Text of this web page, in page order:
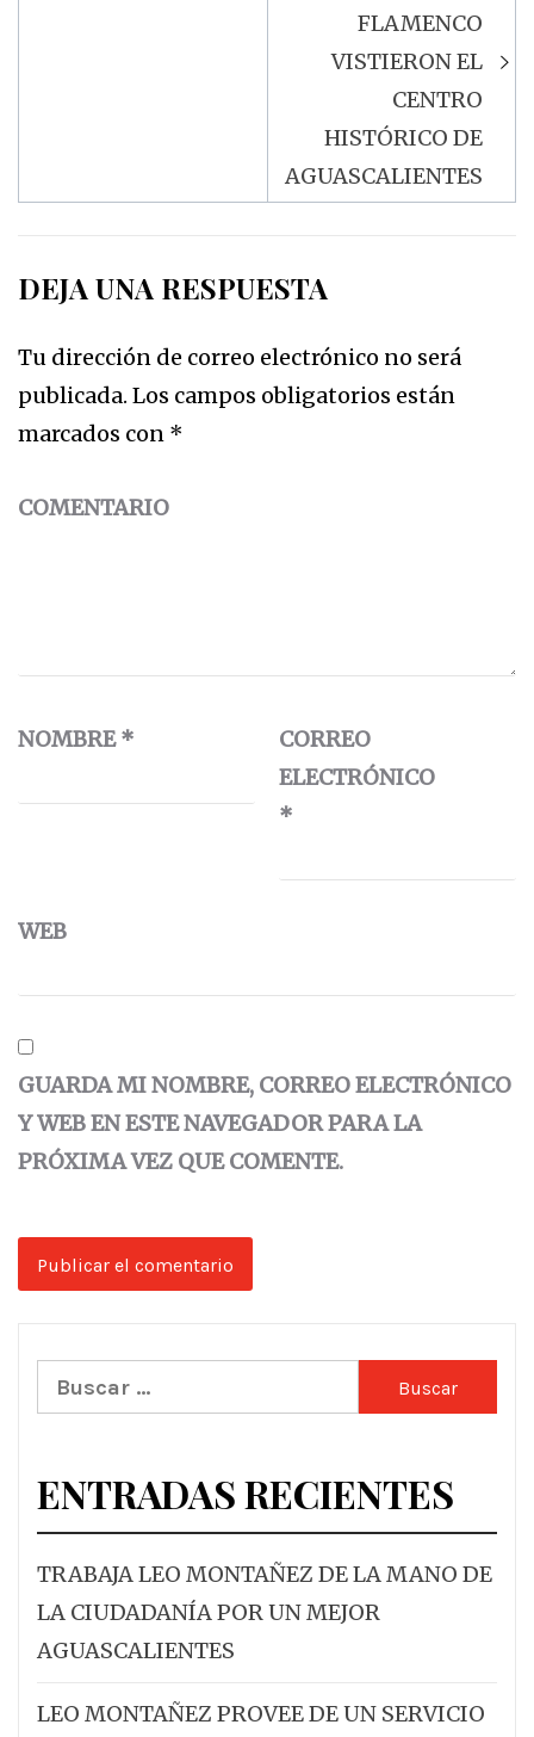
FLAMENCO
VISTIERON EL
CENTRO
HISTÓRICO DE
AGUASCALIENTES
DEJA UNA RESPUESTA
Tu dirección de correo electrónico no será
publicada. Los campos obligatorios están
marcados con *
COMENTARIO
NOMBRE*
CORREO
ELECTRÓNICO
*
WEB
GUARDA MI NOMBRE, CORREO ELECTRÓNICO
Y WEB EN ESTE NAVEGADOR PARA LA
PRÓXIMA VEZ QUE COMENTE.
Buscar:
ENTRADAS RECIENTES
TRABAJA LEO MONTAÑEZ DE LA MANO DE
LA CIUDADANÍA POR UN MEJOR
AGUASCALIENTES
LEO MONTAÑEZ PROVEE DE UN SERVICIO